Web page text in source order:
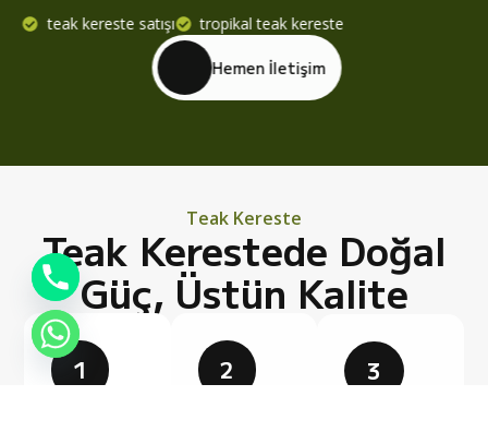
teak kereste satışı
tropikal teak kereste
Hemen İletişim
Teak Kereste
Teak Kerestede Doğal
Güç, Üstün Kalite
1 2 3